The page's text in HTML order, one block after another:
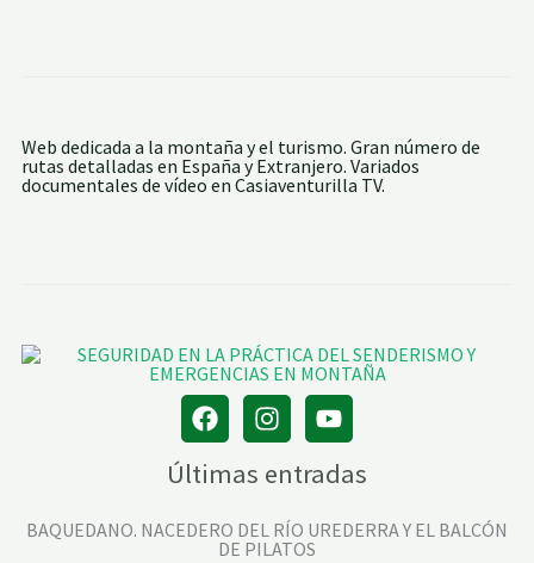
Web dedicada a la montaña y el turismo. Gran número de
rutas detalladas en España y Extranjero. Variados
documentales de vídeo en Casiaventurilla TV.
Últimas entradas
BAQUEDANO. NACEDERO DEL RÍO UREDERRA Y EL BALCÓN
DE PILATOS